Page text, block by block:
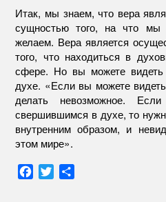
Итак, мы знаем, что вера
сущностью того, на что мы
желаем. Вера является
того, что находиться в
сфере. Но вы можете
духе. «Если вы можете
делать невозможное.
свершившимся в духе, то
внутренним образом, и
этом мире».